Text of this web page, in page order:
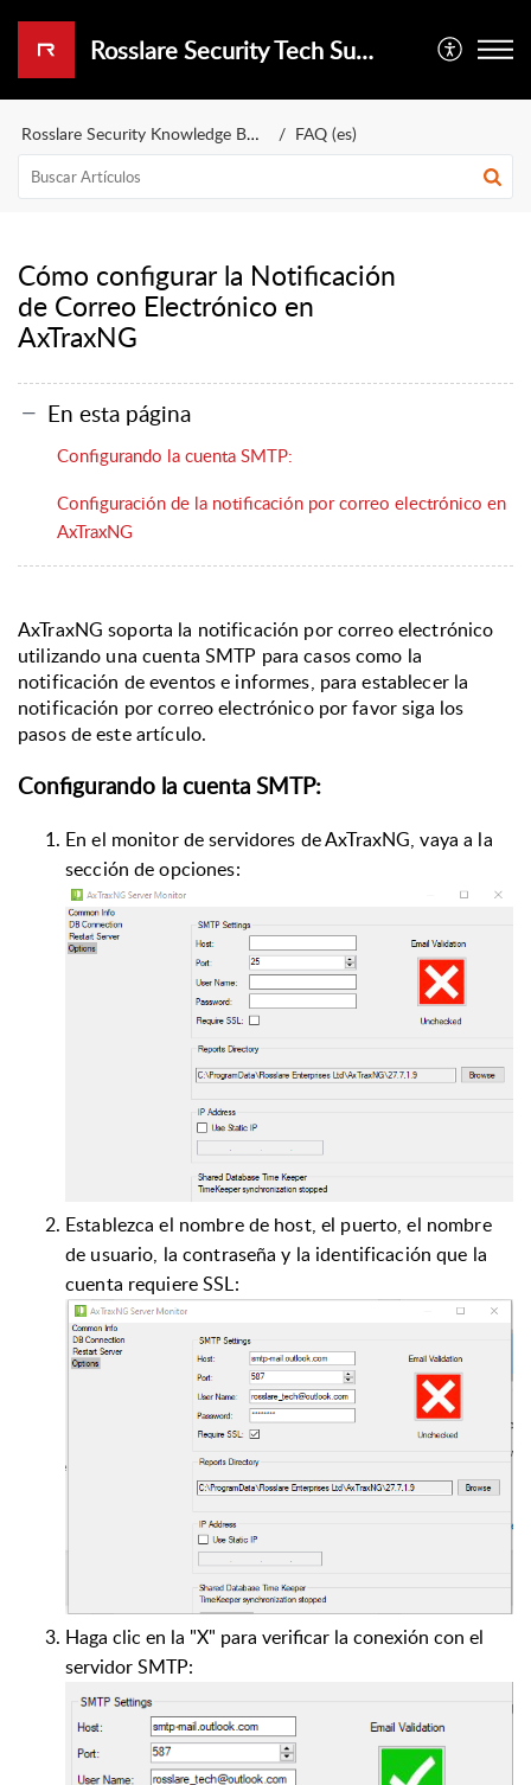
Rosslare Security Tech Support Portal
Rosslare Security Knowledge Base (es) FAQ (es)
Cómo configurar la Notificación
de Correo Electrónico en
AxTraxNG
En esta página
Configurando la cuenta SMTP:
Configuración de la notificación por correo electrónico en
AxTraxNG
AxTraxNG soporta la notificación por correo electrónico
utilizando una cuenta SMTP para casos como la
notificación de eventos e informes, para establecer la
notificación por correo electrónico por favor siga los
pasos de este artículo.
Configurando la cuenta SMTP:
En el monitor de servidores de AxTraxNG, vaya a la
sección de opciones:
Establezca el nombre de host, el puerto, el nombre
de usuario, la contraseña y la identificación que la
cuenta requiere SSL:
Haga clic en la "X" para verificar la conexión con el
servidor SMTP: